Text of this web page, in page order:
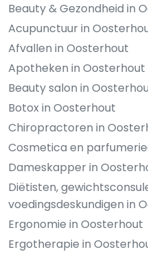
Beauty & Gezondheid in
Acupunctuur in
Afvallen in Oosterhout
Apotheken in Oosterhout
Beauty salon in
Botox in Oosterhout
Chiropractoren in
Cosmetica en
Dameskapper in
Diëtisten,
voedingsdeskundigen in
Ergonomie in Oosterhout
Ergotherapie in